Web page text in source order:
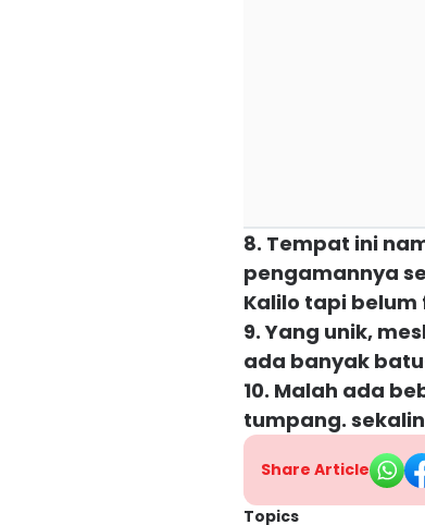
8. Tempat ini
pengamannya
Kalilo tapi belum
9. Yang unik,
ada banyak
10. Malah ada
tumpang.
Share Article
Topics